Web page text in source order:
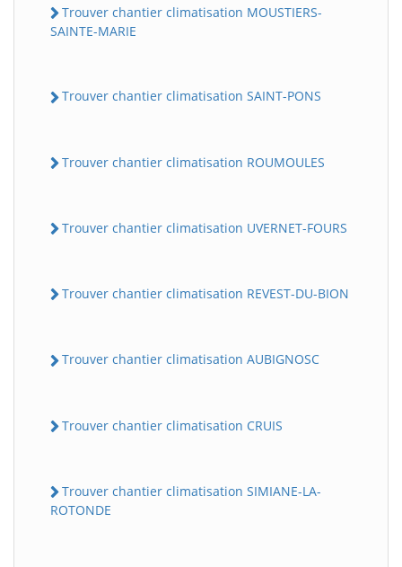
Trouver chantier climatisation MOUSTIERS-
SAINTE-MARIE
Trouver chantier climatisation SAINT-PONS
Trouver chantier climatisation ROUMOULES
Trouver chantier climatisation UVERNET-FOURS
Trouver chantier climatisation REVEST-DU-BION
Trouver chantier climatisation AUBIGNOSC
Trouver chantier climatisation CRUIS
Trouver chantier climatisation SIMIANE-LA-
ROTONDE